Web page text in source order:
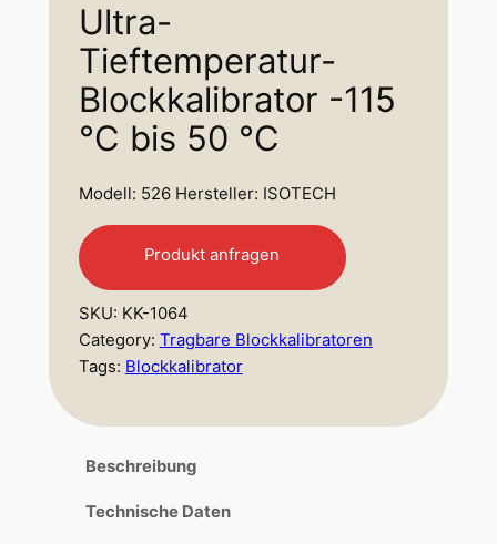
Ultra-
Tieftemperatur-
Blockkalibrator -115
°C bis 50 °C
Modell: 526 Hersteller: ISOTECH
Produkt anfragen
SKU: KK-1064
Category: Tragbare Blockkalibratoren
Tags: Blockkalibrator
Beschreibung
Technische Daten